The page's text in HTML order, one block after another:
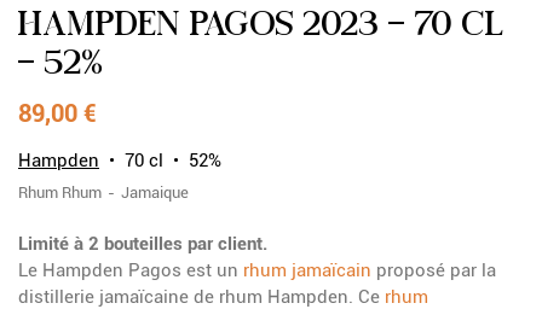
RUPTURE DE STOCK
HAMPDEN PAGOS 2023 - 70 CL
- 52%
89,00 €
Hampden 70 cl 52%
Rhum Rhum Jamaique
Limité à 2 bouteilles par client.
Le Hampden Pagos est un rhum jamaïcain proposé par la
distillerie jamaïcaine de rhum Hampden. Ce rhum